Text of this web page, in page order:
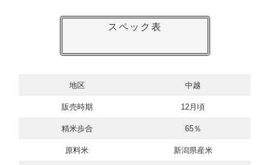
スペック表
地区 中越
販売時期 12月頃
精米歩合 65％
原料米 新潟県産米